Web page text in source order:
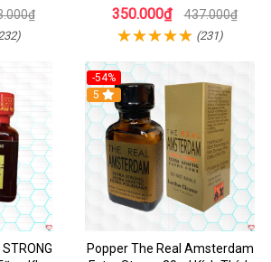
350.000₫ 437.000₫
(231)
-54%
5
Popper The Real Amsterdam